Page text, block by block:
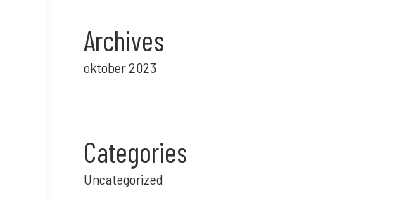
Archives
oktober 2023
Categories
Uncategorized